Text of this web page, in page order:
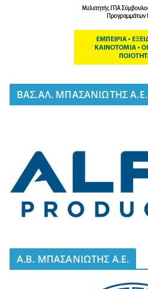
BΑΣ.ΑΛ. ΜΠΑΣΑΝΙΩΤΗΣ Α.Ε.
A.B. ΜΠΑΣΑΝΙΩΤΗΣ Α.Ε.